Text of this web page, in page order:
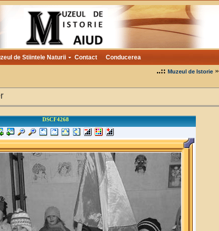
de Stiintele Naturii Contact Conducerea
..:: Muzeul de Istorie»
DSCF4268